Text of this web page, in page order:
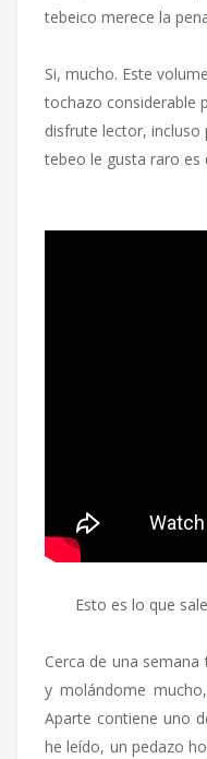
tebeico merece la
Si, mucho. Este
tochazo considerable
disfrute lector,
tebeo le gusta raro es
Esto es lo que
Cerca de una
y molándome
Aparte contiene uno
he leído, un pedazo